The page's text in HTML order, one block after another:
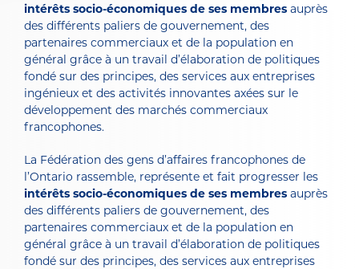
intérêts socio-économiques de ses membres auprès
des différents paliers de gouvernement, des
partenaires commerciaux et de la population en
général grâce à un travail d’élaboration de politiques
fondé sur des principes, des services aux entreprises
ingénieux et des activités innovantes axées sur le
développement des marchés commerciaux
francophones.
La Fédération des gens d’affaires francophones de
l’Ontario rassemble, représente et fait progresser les
intérêts socio-économiques de ses membres auprès
des différents paliers de gouvernement, des
partenaires commerciaux et de la population en
général grâce à un travail d’élaboration de politiques
fondé sur des principes, des services aux entreprises